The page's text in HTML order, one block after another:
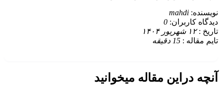
نویسنده: mahdi
دیدگاه کاربران: 0
تاریخ : ۱۲ شهریور ۱۴۰۴
تایم مقاله : 15 دقیقه
آنچه دراین مقاله میخوانید